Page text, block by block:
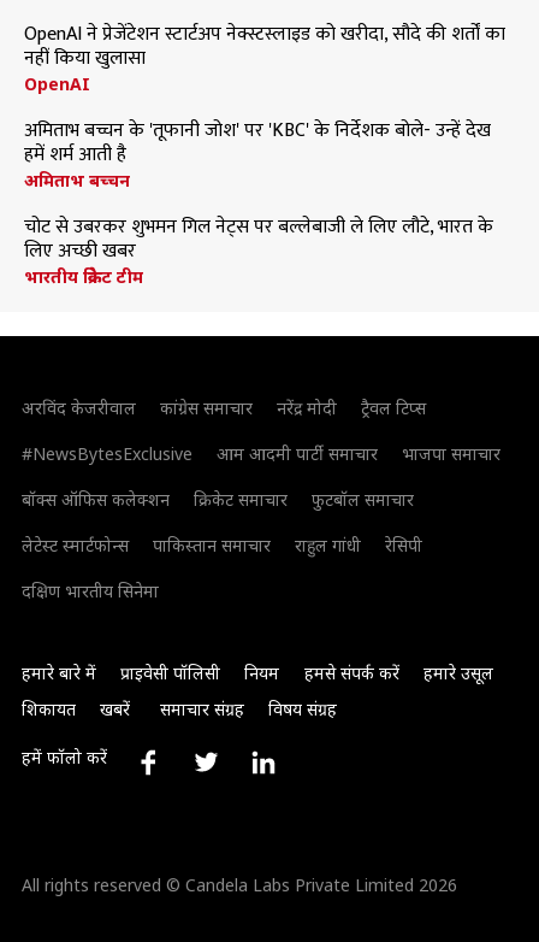
OpenAI ने प्रेजेंटेशन स्टार्टअप नेक्स्टस्लाइड को खरीदा, सौदे की शर्तों का
नहीं किया खुलासा
OpenAI
अमिताभ बच्चन के 'तूफानी जोश' पर 'KBC' के निर्देशक बोले- उन्हें देख
हमें शर्म आती है
अमिताभ बच्चन
चोट से उबरकर शुभमन गिल नेट्स पर बल्लेबाजी ले लिए लौटे, भारत के
लिए अच्छी खबर
भारतीय क्रिकेट टीम
अरविंद केजरीवाल कांग्रेस समाचार नरेंद्र मोदी
ट्रैवल टिप्स
#NewsBytesExclusive
आम आदमी पार्टी समाचार
भाजपा समाचार
बॉक्स ऑफिस कलेक्शन
क्रिकेट समाचार
फुटबॉल समाचार
लेटेस्ट स्मार्टफोन्स
पाकिस्तान समाचार राहुल गांधी
रेसिपी
दक्षिण भारतीय सिनेमा
हमारे बारे में प्राइवेसी पॉलिसी नियम हमसे संपर्क करें
हमारे उसूल
शिकायत
खबरें समाचार संग्रह विषय संग्रह
हमें फॉलो करें
All rights reserved © Candela Labs Private Limited 2026